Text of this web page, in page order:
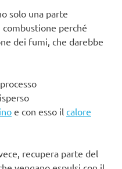
solo una parte
perché
dei fumi, che darebbe
e con esso il calore
recupera parte del